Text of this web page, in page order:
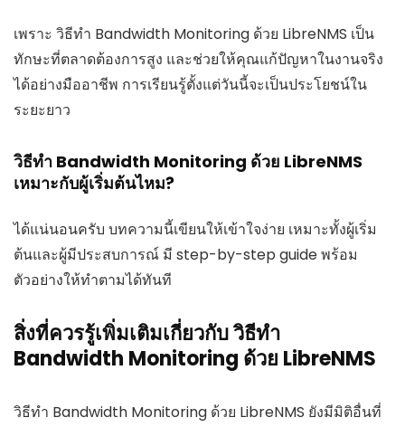
เพราะ วิธีทำ Bandwidth Monitoring ด้วย LibreNMS เป็น
ทักษะที่ตลาดต้องการสูง และช่วยให้คุณแก้ปัญหาในงานจริง
ได้อย่างมืออาชีพ การเรียนรู้ตั้งแต่วันนี้จะเป็นประโยชน์ใน
ระยะยาว
วิธีทำ Bandwidth Monitoring ด้วย LibreNMS
เหมาะกับผู้เริ่มต้นไหม?
ได้แน่นอนครับ บทความนี้เขียนให้เข้าใจง่าย เหมาะทั้งผู้เริ่ม
ต้นและผู้มีประสบการณ์ มี step-by-step guide พร้อม
ตัวอย่างให้ทำตามได้ทันที
สิ่งที่ควรรู้เพิ่มเติมเกี่ยวกับ วิธีทำ
Bandwidth Monitoring ด้วย LibreNMS
วิธีทำ Bandwidth Monitoring ด้วย LibreNMS ยังมีมิติอื่นที่